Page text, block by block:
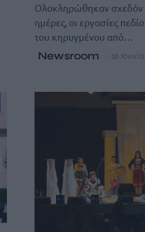
Ολοκληρώθηκαν σχεδόν
ημέρες, οι εργασίες
του κηρυγμένου από…
Newsroom 26